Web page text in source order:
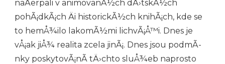
naÄerpali v animovanÃ½ch dÄ›tskÃ½ch
pohÃ¡dkÃ¡ch Äi historickÃ½ch knihÃ¡ch, kde se
to hemÅ¾ilo lakomÃ½mi lichvÃ¡Å™i. Dnes je
vÅ¡ak jiÅ¾ realita zcela jinÃ¡. Dnes jsou podmÃ­
nky poskytovÃ¡nÃ­ tÄ›chto sluÅ¾eb naprosto